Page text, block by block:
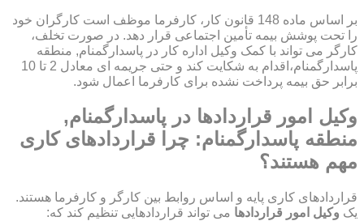
بر اساس ماده 148 قانون کار، کارفرما موظف است کارگران خود
را تحت پوشش بیمه تأمین اجتماعی قرار دهد. در صورت تخلف،
کارگر می تواند با کمک وکیل اداره کار در پاسدارگمنام, منطقه
پاسدارگمنام،اقدام به شکایت کند و حتی جریمه ای معادل 2 تا 10
برابر حق بیمه پرداخت نشده برای کارفرما اعمال شود.
وکیل امور قراردادها در پاسدارگمنام,
منطقه پاسدارگمنام: چرا قراردادهای کاری
مهم هستند؟
قراردادهای کاری پایه و اساس روابط بین کارگر و کارفرما هستند.
یک وکیل امور قراردادها می تواند قراردادهایی تنظیم کند که: